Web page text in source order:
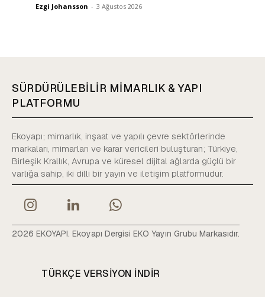
Ezgi Johansson - 3 Ağustos 2026
SÜRDÜRÜLEBİLİR MİMARLIK & YAPI
PLATFORMU
Ekoyapı; mimarlık, inşaat ve yapılı çevre sektörlerinde
markaları, mimarları ve karar vericileri buluşturan; Türkiye,
Birleşik Krallık, Avrupa ve küresel dijital ağlarda güçlü bir
varlığa sahip, iki dilli bir yayın ve iletişim platformudur.
2026 EKOYAPI. Ekoyapı Dergisi EKO Yayın Grubu Markasıdır.
TÜRKÇE VERSIYON INDIR